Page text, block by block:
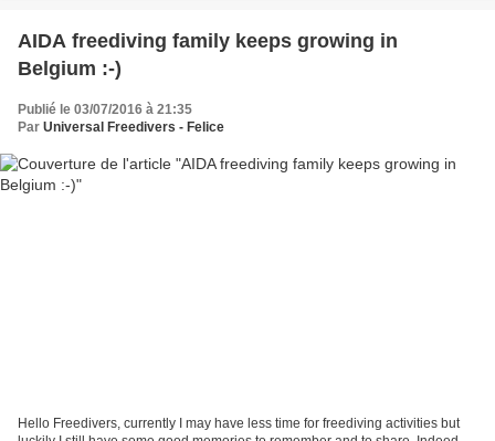
AIDA freediving family keeps growing in
Belgium :-)
Publié le 03/07/2016 à 21:35
Par Universal Freedivers - Felice
Hello Freedivers, currently I may have less time for freediving activities but